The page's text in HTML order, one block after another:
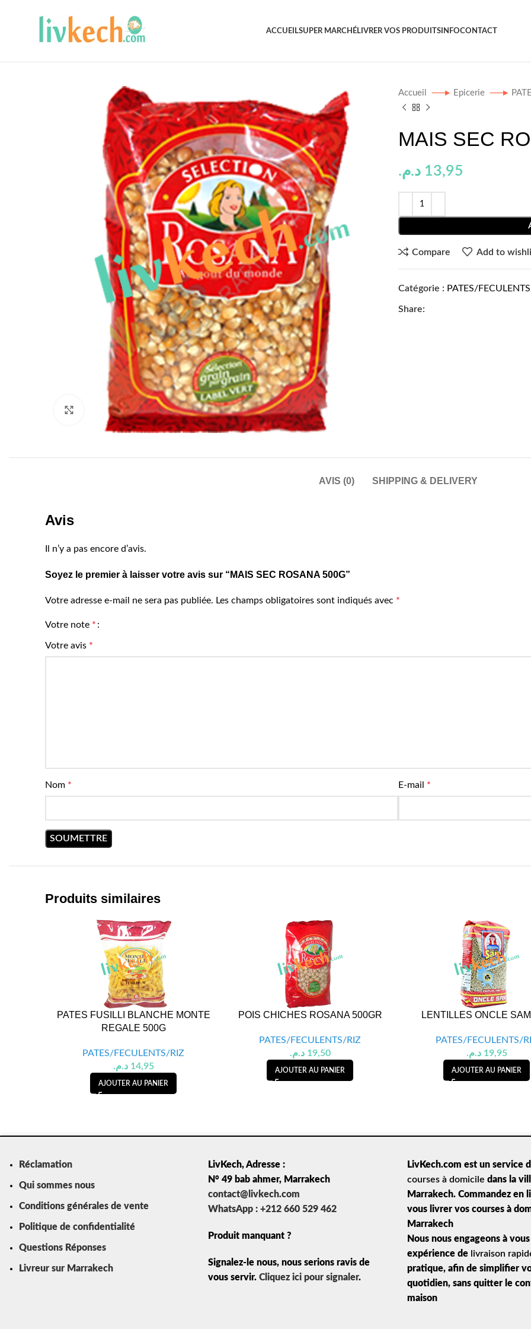
ACCUEILSUPER MARCHÉ LIVRER VOS PRODUITS INFOCONTACT
Click to enlarge
Accueil Epicerie
MAIS SEC
13,95 د.م.
Compare Add to
Catégorie : PATES/
Share:
AVIS (0) SHIPPING & DELIVERY
Avis
Il n’y a pas encore d’avis.
Soyez le premier à laisser votre avis sur “MAIS SEC ROSANA 500G”
Votre adresse e-mail ne sera pas publiée. Les champs obligatoires sont indiqués avec *
Votre note *
Votre avis *
Nom * E-mail *
Produits similaires
PATES FUSILLI BLANCHE MONTE
REGALE 500G
PATES/FECULENTS/RIZ
14,95 د.م.
AJOUTER AU PANIER
POIS CHICHES ROSANA 500GR
PATES/FECULENTS/RIZ
19,50 د.م.
AJOUTER AU PANIER
LENTILLES ONCLE
PATES/FECULENTS/
19,95 د.م.
AJOUTER AU PANIER
Réclamation
Qui sommes nous
Conditions générales de vente
Politique de confidentialité
Questions Réponses
Livreur sur Marrakech
LivKech, Adresse :
N° 49 bab ahmer, Marrakech
contact@livkech.com
WhatsApp : +212 660 529 462
Produit manquant ?
Signalez-le nous, nous serions ravis de
vous servir. Cliquez ici pour signaler.
LivKech.com est un service
courses à domicile dans la
Marrakech. Commandez en
vous livrer vos courses à
Marrakech
Nous nous engageons à
expérience de livraison
pratique, afin de simplifier
quotidien, sans quitter le
maison